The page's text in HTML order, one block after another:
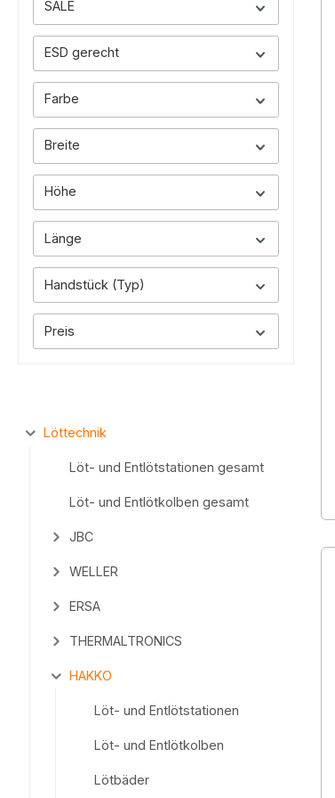
SALE
ESD gerecht
Farbe
Breite
Höhe
Länge
Handstück (Typ)
Preis
Löttechnik
Löt- und Entlötstationen gesamt
Löt- und Entlötkolben gesamt
JBC
WELLER
ERSA
THERMALTRONICS
HAKKO
Löt- und Entlötstationen
Löt- und Entlötkolben
Lötbäder